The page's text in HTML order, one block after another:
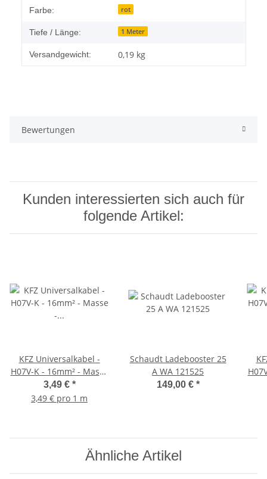
Farbe: rot
Tiefe / Länge: 1 Meter
Versandgewicht: 0,19 kg
Bewertungen
Kunden interessierten sich auch für
folgende Artikel:
KFZ Universalkabel -
H07V-K - 16mm² - Masse
- Schwarz 1 Meter
3,49 € *
3,49 € pro 1 m
Schaudt Ladebooster 25
A WA 121525
149,00 € *
Ähnliche Artikel